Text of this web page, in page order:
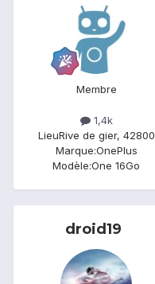
Membre
1,4k
LieuRive de gier, 42800
Marque:OnePlus
Modèle:One 16Go
droid19